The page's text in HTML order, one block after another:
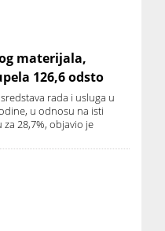
materijala,
126,6 odsto
rada i usluga u
u odnosu na isti
28,7%, objavio je